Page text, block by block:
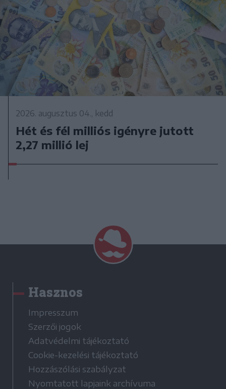
2026. augusztus 04., kedd
Hét és fél milliós igényre jutott
2,27 millió lej
Hasznos
Impresszum
Szerzői jogok
Adatvédelmi tájékoztató
Cookie-kezelési tájékoztató
Hozzászólási szabályzat
Nyomtatott lapjaink archívuma